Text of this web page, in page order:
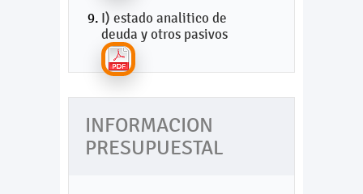
I) estado analitico de
deuda y otros pasivos
INFORMACION
PRESUPUESTAL